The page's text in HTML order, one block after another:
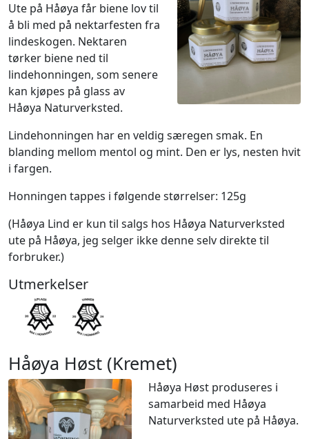
Ute på Håøya får biene lov til
å bli med på nektarfesten fra
lindeskogen. Nektaren
tørker biene ned til
lindehonningen, som senere
kan kjøpes på glass av
Håøya Naturverksted.
Lindehonningen har en veldig særegen smak. En
blanding mellom mentol og mint. Den er lys, nesten hvit
i fargen.
Honningen tappes i følgende størrelser: 125g
(Håøya Lind er kun til salgs hos Håøya Naturverksted
ute på Håøya, jeg selger ikke denne selv direkte til
forbruker.)
Utmerkelser
Håøya Høst (Kremet)
Håøya Høst produseres i
samarbeid med Håøya
Naturverksted ute på Håøya.